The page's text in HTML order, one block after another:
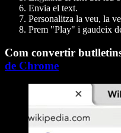
Envia el text.
Personalitza la veu, la
Prem "Play" i gaudeix
Com convertir
de Chrome